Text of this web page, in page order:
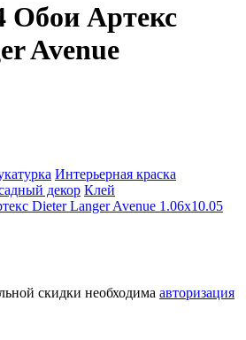
Обои Артекс
Avenue
Интерьерная краска
декор Клей
скидки необходима авторизация